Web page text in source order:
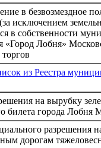
в безвозмездное
исключением
в собственности
«Город Лобня»
из Реестра
на вырубку
билета города Лобня
разрешения
дорогам